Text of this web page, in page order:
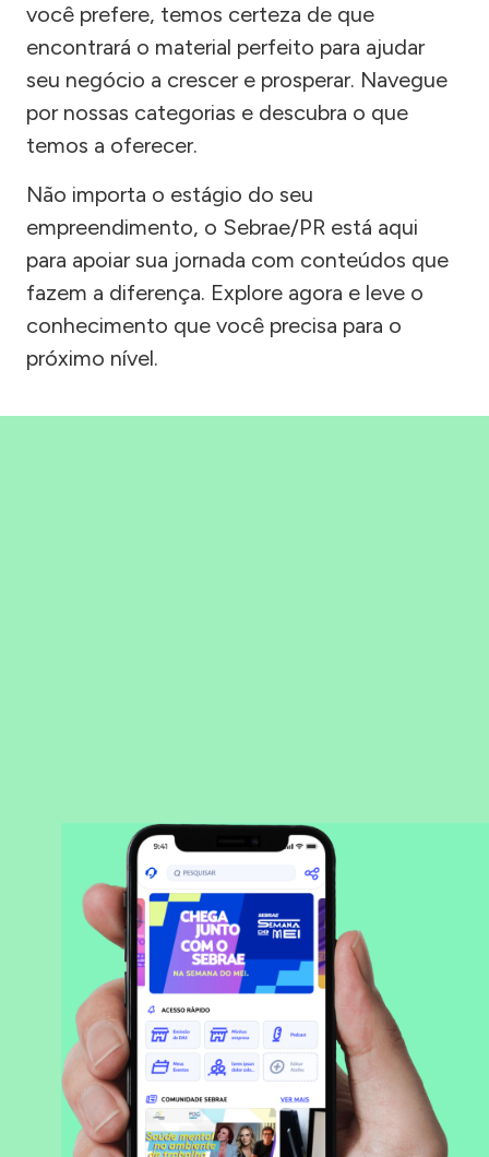
você prefere, temos certeza de que
encontrará o material perfeito para ajudar
seu negócio a crescer e prosperar. Navegue
por nossas categorias e descubra o que
temos a oferecer.
Não importa o estágio do seu
empreendimento, o Sebrae/PR está aqui
para apoiar sua jornada com conteúdos que
fazem a diferença. Explore agora e leve o
conhecimento que você precisa para o
próximo nível.